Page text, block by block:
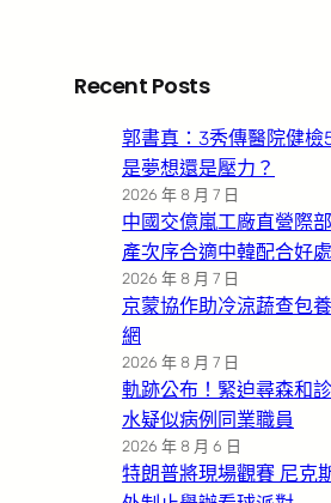
Recent Posts
郭書真：3秀傳醫院健檢
是夢想還是壓力？
2026 年 8 月 7 日
中國交億嵐工廠直營際
產次序合適中韓配合好處
2026 年 8 月 7 日
京蒙協作助冷涼蔬查包
網
2026 年 8 月 7 日
軌跡公布！緊迫尋森和
水疑似病例同業職員
2026 年 8 月 6 日
特朗普將現場觀賽 尼克